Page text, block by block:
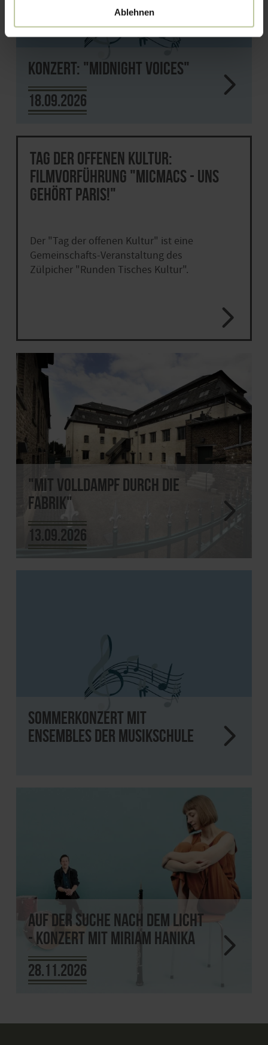
Ablehnen
Konzert: "Midnight Voices"
18.09.2026
Tag der offenen Kultur:
Filmvorführung "Micmacs - uns
gehört Paris!"
Der "Tag der offenen Kultur" ist eine
Gemeinschafts-Veranstaltung des
Zülpicher "Runden Tisches Kultur".
"Mit Volldampf durch die
Fabrik"
13.09.2026
Sommerkonzert mit
Ensembles der Musikschule
Auf der Suche nach dem Licht
- Konzert mit Miriam Hanika
28.11.2026